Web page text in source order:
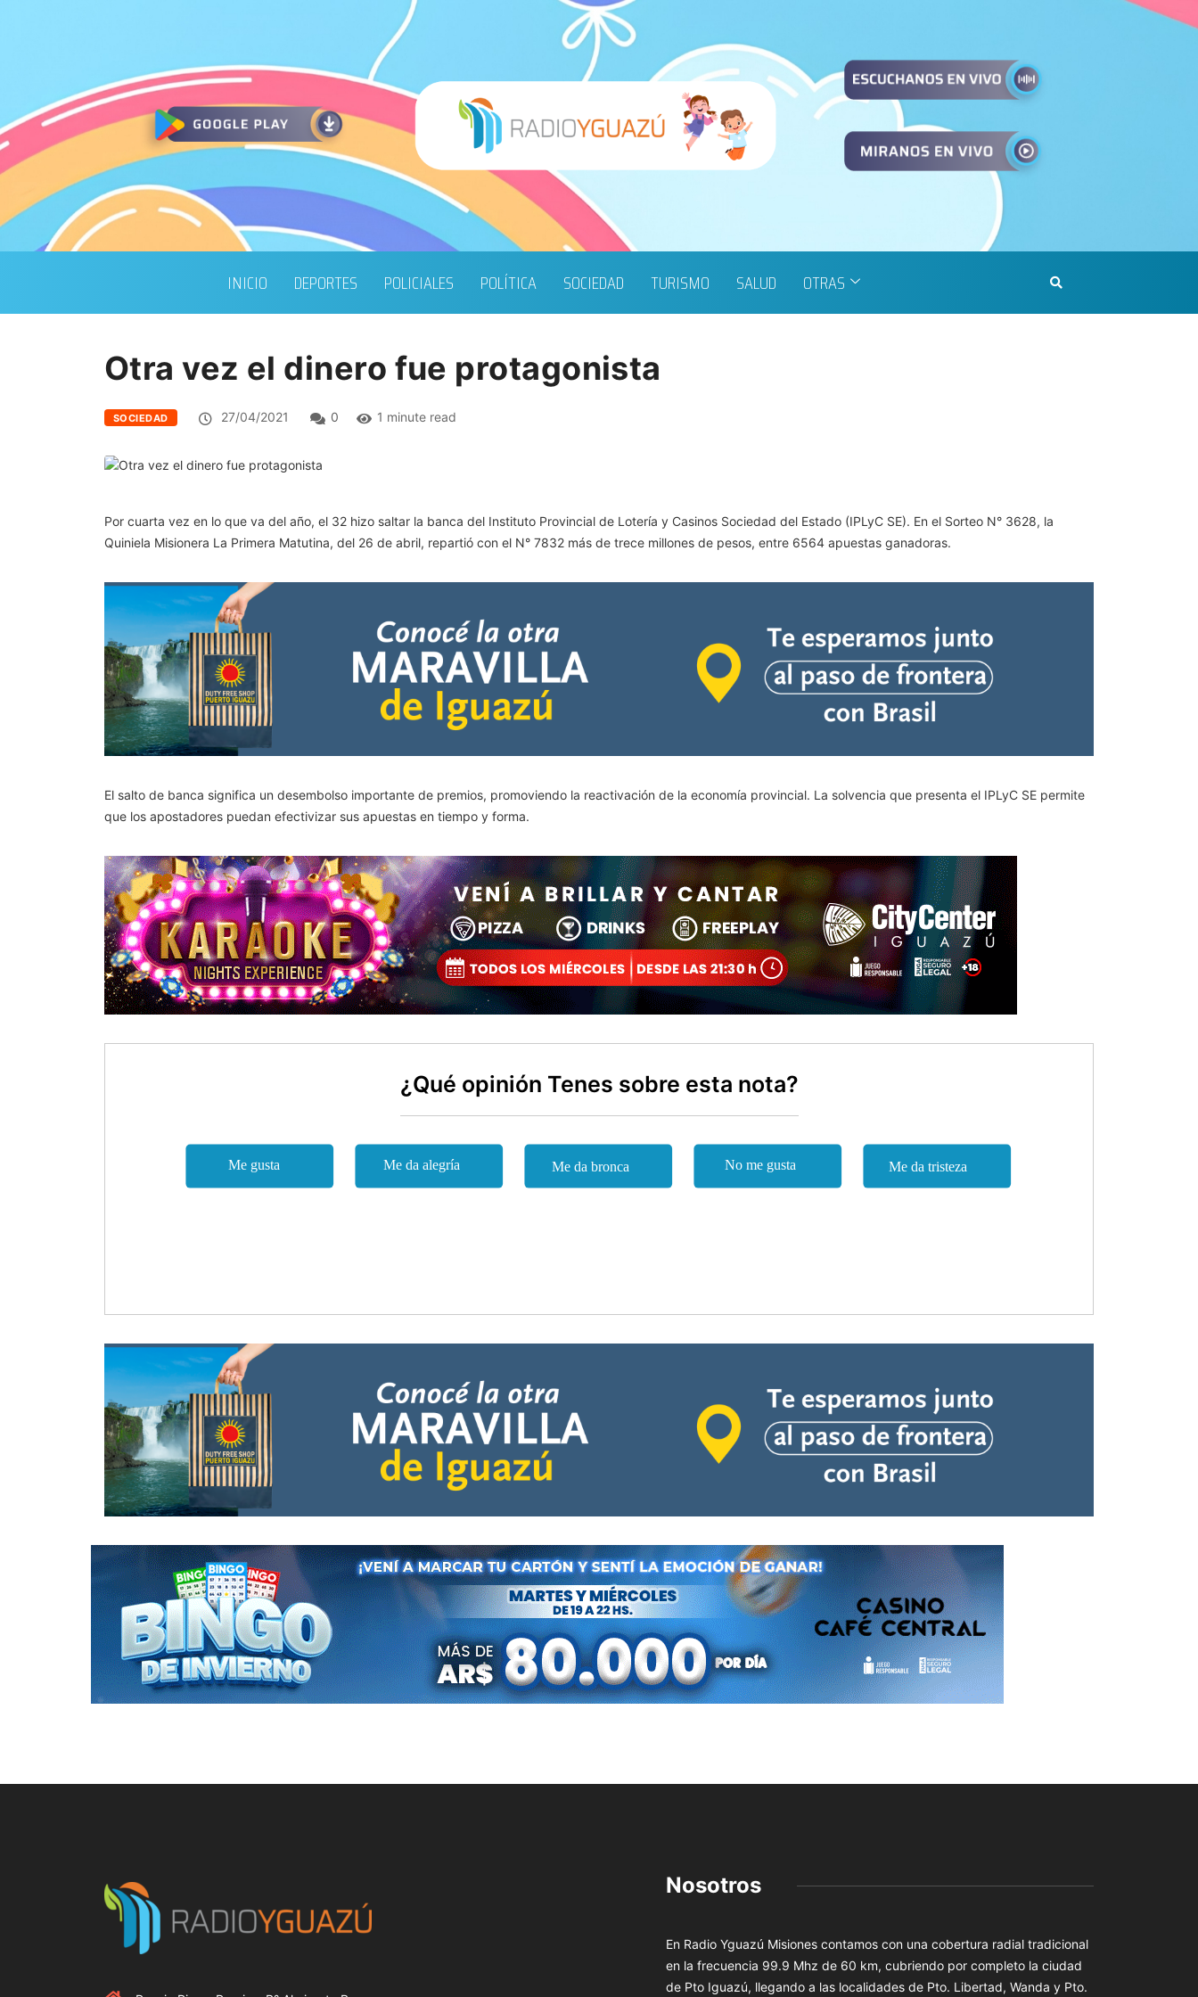
INICIO DEPORTES POLICIALES POLÍTICA SOCIEDAD TURISMO SALUD OTRAS
Otra vez el dinero fue protagonista
SOCIEDAD 27/04/2021 0 1 minute read
Por cuarta vez en lo que va del año, el 32 hizo saltar la banca del Instituto Provincial de Lotería y Casinos Sociedad del Estado (IPLyC SE). En el Sorteo N° 3628, la
Quiniela Misionera La Primera Matutina, del 26 de abril, repartió con el N° 7832 más de trece millones de pesos, entre 6564 apuestas ganadoras.
El salto de banca significa un desembolso importante de premios, promoviendo la reactivación de la economía provincial. La solvencia que presenta el IPLyC SE permite
que los apostadores puedan efectivizar sus apuestas en tiempo y forma.
¿Qué opinión Tenes sobre esta nota?
Nosotros
En Radio Yguazú Misiones contamos con una cobertura radial tradicional
en la frecuencia 99.9 Mhz de 60 km, cubriendo por completo la ciudad
de Pto Iguazú, llegando a las localidades de Pto. Libertad, Wanda y Pto.